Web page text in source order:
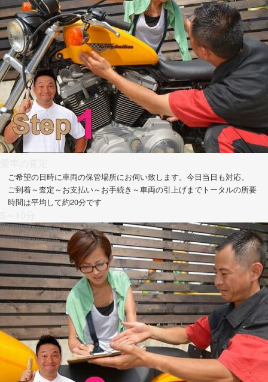
ご希望の日時に車両の保管場所にお伺い致します。今日当日も対応。
ご到着～査定～お支払い～お手続き～車両の引上げまでトータルの所要
時間は平均して約20分です